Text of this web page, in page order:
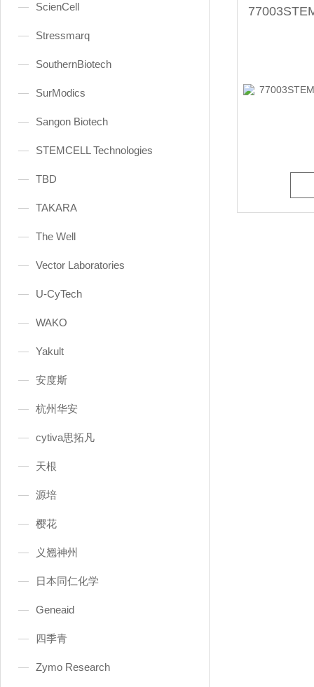
ScienCell
Stressmarq
SouthernBiotech
SurModics
Sangon Biotech
STEMCELL Technologies
TBD
TAKARA
The Well
Vector Laboratories
U-CyTech
WAKO
Yakult
安度斯
杭州华安
cytiva思拓凡
天根
源培
樱花
义翘神州
日本同仁化学
Geneaid
四季青
Zymo Research